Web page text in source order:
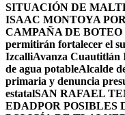
SITUACIÓN DE
ISAAC MONTOYA
CAMPAÑA DE
permitirán fortalecer el
IzcalliAvanza Cuautitlán
de agua potableAlcalde
primaria y denuncia
estatalSAN RAFAEL
EDADPOR POSIBLES